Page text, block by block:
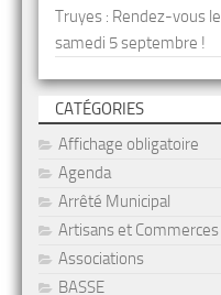
Truyes : Rendez-vous le
samedi 5 septembre !
CATÉGORIES
Affichage obligatoire
Agenda
Arrêté Municipal
Artisans et Commerces
Associations
BASSE